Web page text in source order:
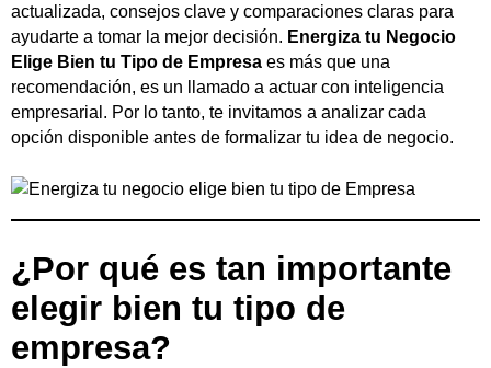
actualizada, consejos clave y comparaciones claras para
ayudarte a tomar la mejor decisión. Energiza tu Negocio
Elige Bien tu Tipo de Empresa es más que una
recomendación, es un llamado a actuar con inteligencia
empresarial. Por lo tanto, te invitamos a analizar cada
opción disponible antes de formalizar tu idea de negocio.
¿Por qué es tan importante
elegir bien tu tipo de
empresa?